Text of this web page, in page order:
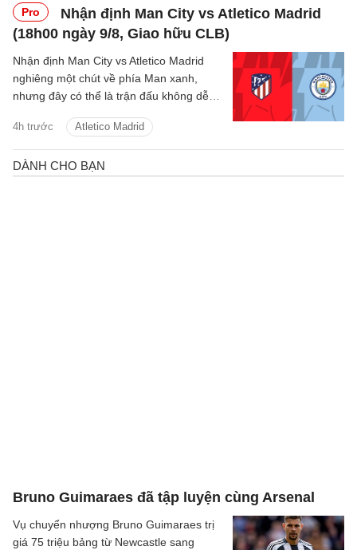
Pro
Nhận định Man City vs Atletico Madrid
(18h00 ngày 9/8, Giao hữu CLB)
4h trước Atletico Madrid
Nhận định Man City vs Atletico Madrid
nghiêng một chút về phía Man xanh,
nhưng đây có thể là trận đấu không dễ
Bruno Guimaraes đã tập luyện cùng Arsenal
Vụ chuyển nhượng Bruno Guimaraes trị
giá 75 triệu bảng từ Newcastle sang